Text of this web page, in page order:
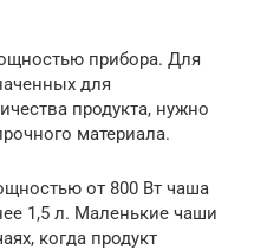
прибора. Для
для
продукта, нужно
материала.
от 800 Вт чаша
1,5 л. Маленькие чаши
когда продукт